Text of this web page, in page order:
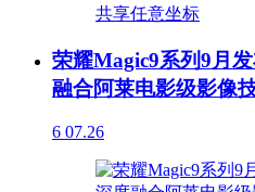
荣耀Magic9系列9月
融合阿莱电影级影像
6 07.26